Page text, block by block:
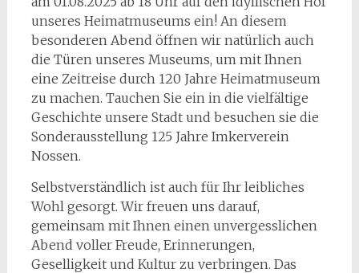
unseres Heimatmuseums ein! An diesem
besonderen Abend öffnen wir natürlich auch
die Türen unseres Museums, um mit Ihnen
eine Zeitreise durch 120 Jahre Heimatmuseum
zu machen. Tauchen Sie ein in die vielfältige
Geschichte unsere Stadt und besuchen sie die
Sonderausstellung 125 Jahre Imkerverein
Nossen.
Selbstverständlich ist auch für Ihr leibliches
Wohl gesorgt. Wir freuen uns darauf,
gemeinsam mit Ihnen einen unvergesslichen
Abend voller Freude, Erinnerungen,
Geselligkeit und Kultur zu verbringen. Das